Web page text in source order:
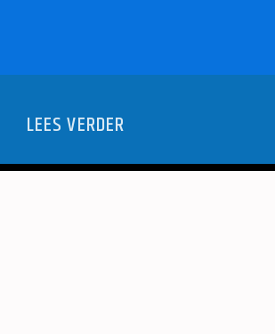
LEES VERDER